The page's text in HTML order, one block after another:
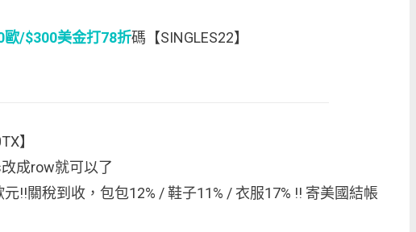
/$300美金打78折碼【SINGLES22】
】
成row就可以了
!!關稅到收，包包12% / 鞋子11% / 衣服17% !! 寄美國結帳